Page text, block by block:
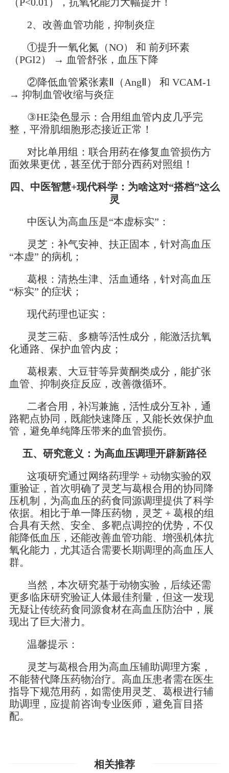
2、改善血管功能，抑制炎症
①提升一氧化氮（NO） 和 前列环素
（PGI2） → 血管舒张，血压下降
②降低血管紧张素Ⅱ（AngⅡ） 和 VCAM-1
→ 抑制血管收缩与炎症
③HE染色显示：合用组血管内皮几乎完
整，平滑肌细胞形态接近正常！
对比单用组：联合用药在修复血管损伤方
面效果更优，甚至优于部分西药对照组！
四、中医智慧+现代科学：为啥这对“搭档”这么
灵
中医认为高血压是“本虚标实”：
灵芝：补气安神、扶正固本，针对高血压
“本虚” 的病机；
葛根：清热生津、活血通络，针对高血压
“标实” 的症状；
现代药理也证实：
灵芝三萜、多糖等活性成分，能激活抗氧
化通路、保护血管内皮；
葛根素、大豆苷等异黄酮类成分，能扩张
血管、抑制炎症反应，改善微循环。
二者合用，补泻兼施，活性成分互补，通
路靶点协同，既能快速降压，又能长效保护血
管，避免单纯降压带来的血管损伤。
五、研究意义：为高血压调理开辟新路径
这项研究通过网络药理学 + 动物实验的双
重验证，首次明确了灵芝与葛根合用的协同降
压机制，为高血压的药食同源调理提供了科学
依据。相比于单一降压药物，灵芝 + 葛根的组
合具有天然、安全、多靶点调控的优势，不仅
能降低血压，还能改善血管功能、增强机体抗
氧化能力，尤其适合需要长期调理的高血压人
群。
当然，本次研究基于动物实验，后续还需
更多临床研究验证人体最佳剂量，但这一发现
无疑让传统药食同源食材在高血压防治中，展
现出了巨大潜力。
温馨提示：
灵芝与葛根合用为高血压辅助调理方案，
不能替代降压药物治疗。高血压患者需在医生
指导下规范用药，如需使用灵芝、葛根进行辅
助调理，应提前咨询专业医师，避免盲目搭
配。
相关推荐